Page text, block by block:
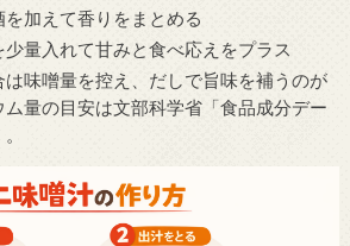
加えて香りをまとめる
量入れて甘みと食べ応えをプラス
味噌量を控え、だしで旨味を補うのが
量の目安は文部科学省「食品成分デー